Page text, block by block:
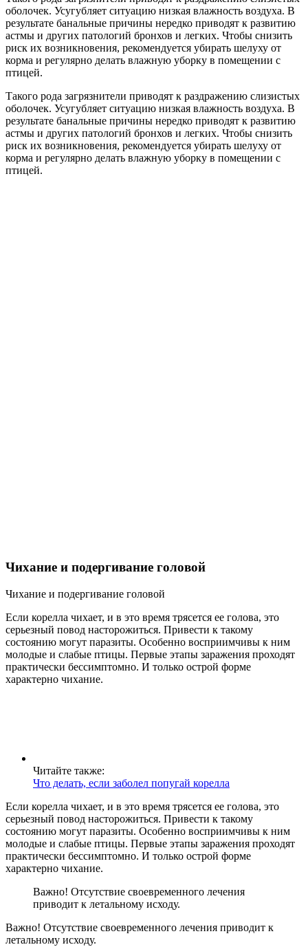
оболочек. Усугубляет ситуацию низкая влажность воздуха. В
результате банальные причины нередко приводят к развитию
астмы и других патологий бронхов и легких. Чтобы снизить
риск их возникновения, рекомендуется убирать шелуху от
корма и регулярно делать влажную уборку в помещении с
птицей.
Такого рода загрязнители приводят к раздражению слизистых
оболочек. Усугубляет ситуацию низкая влажность воздуха. В
результате банальные причины нередко приводят к развитию
астмы и других патологий бронхов и легких. Чтобы снизить
риск их возникновения, рекомендуется убирать шелуху от
корма и регулярно делать влажную уборку в помещении с
птицей.
Чихание и подергивание головой
Чихание и подергивание головой
Если корелла чихает, и в это время трясется ее голова, это
серьезный повод насторожиться. Привести к такому
состоянию могут паразиты. Особенно восприимчивы к ним
молодые и слабые птицы. Первые этапы заражения проходят
практически бессимптомно. И только острой форме
характерно чихание.
Читайте также:
Что делать, если заболел попугай корелла
Если корелла чихает, и в это время трясется ее голова, это
серьезный повод насторожиться. Привести к такому
состоянию могут паразиты. Особенно восприимчивы к ним
молодые и слабые птицы. Первые этапы заражения проходят
практически бессимптомно. И только острой форме
характерно чихание.
Важно! Отсутствие своевременного лечения
приводит к летальному исходу.
Важно! Отсутствие своевременного лечения приводит к
летальному исходу.